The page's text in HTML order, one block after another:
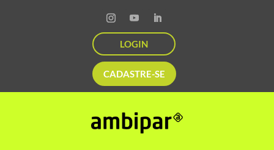
LOGIN
CADASTRE-SE